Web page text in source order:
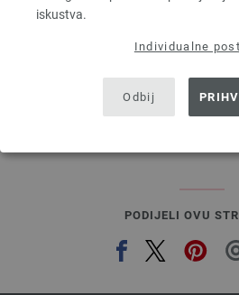
iskustva.
Individualne
Odbij
4,41 $
PODIJELI OVU